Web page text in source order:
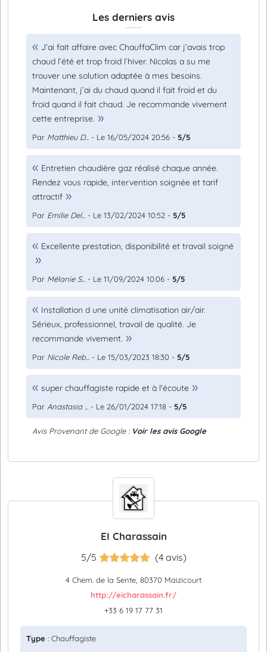
Les derniers avis
J’ai fait affaire avec ChauffaClim car j’avais trop
chaud l’été et trop froid l’hiver. Nicolas a su me
trouver une solution adaptée à mes besoins.
Maintenant, j’ai du chaud quand il fait froid et du
froid quand il fait chaud. Je recommande vivement
cette entreprise.
Par Matthieu D... - Le 16/05/2024 20:56 - 5/5
Entretien chaudière gaz réalisé chaque année.
Rendez vous rapide, intervention soignée et tarif
attractif
Par Emilie Del... - Le 13/02/2024 10:52 - 5/5
Excellente prestation, disponibilité et travail soigné
Par Mélanie S... - Le 11/09/2024 10:06 - 5/5
Installation d une unité climatisation air/air.
Sérieux, professionnel, travail de qualité. Je
recommande vivement.
Par Nicole Reb... - Le 15/03/2023 18:30 - 5/5
super chauffagiste rapide et à l'écoute
Par Anastasia ... - Le 26/01/2024 17:18 - 5/5
Avis Provenant de Google : Voir les avis Google
EI Charassain
5/5 (4 avis)
4 Chem. de la Sente, 80370 Maizicourt
http://eicharassain.fr/
+33 6 19 17 77 31
Type : Chauffagiste